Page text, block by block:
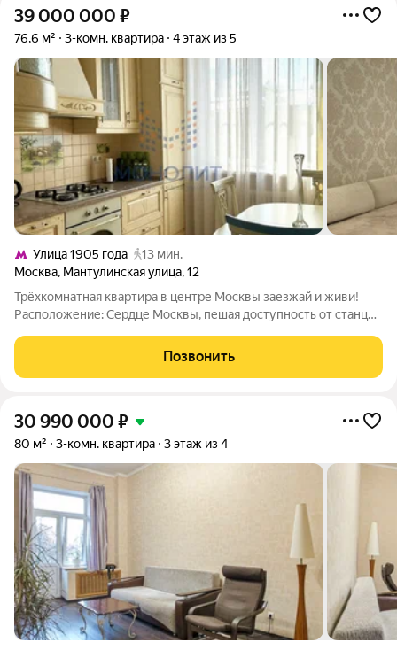
39 000 000 ₽
76,6 м² 3-комн. квартира 4 этаж из 5
Улица 1905 года
13 мин.
Москва, Мантулинская улица,12
Трёхкомнатная квартира в центре Москвы заезжай и живи!
Расположение: Сердце Москвы, пешая доступность от станции
в пешей доступности. Состояние квартиры: полностью готова
к заселению, не
Позвонить
30 990 000 ₽
80 м² 3-комн. квартира 3 этаж из 4